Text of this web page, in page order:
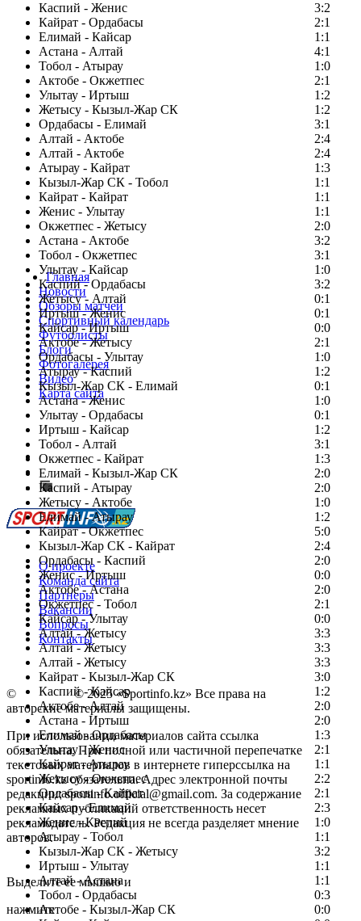
Каспий - Женис
3:2
Кайрат - Ордабасы
2:1
Елимай - Кайсар
1:1
Астана - Алтай
4:1
Тобол - Атырау
1:0
Актобе - Окжетпес
2:1
Улытау - Иртыш
1:2
Жетысу - Кызыл-Жар СК
1:2
Ордабасы - Елимай
3:1
Алтай - Актобе
2:4
Алтай - Актобе
2:4
Атырау - Кайрат
1:3
Кызыл-Жар СК - Тобол
1:1
Кайрат - Кайрат
1:1
Женис - Улытау
1:1
Окжетпес - Жетысу
2:0
Астана - Актобе
3:2
Тобол - Окжетпес
3:1
Улытау - Кайсар
1:0
Каспий - Ордабасы
3:2
Жетысу - Алтай
0:1
Иртыш - Женис
0:1
Кайсар - Иртыш
0:0
Актобе - Жетысу
2:1
Ордабасы - Улытау
1:0
Атырау - Каспий
1:2
Кызыл-Жар СК - Елимай
0:1
Астана - Женис
1:0
Улытау - Ордабасы
0:1
Иртыш - Кайсар
1:2
Тобол - Алтай
3:1
Окжетпес - Кайрат
1:3
Елимай - Кызыл-Жар СК
2:0
Каспий - Атырау
2:0
Жетысу - Актобе
1:0
Елимай - Атырау
1:2
Кайрат - Окжетпес
5:0
Кызыл-Жар СК - Кайрат
2:4
Ордабасы - Каспий
2:0
Женис - Иртыш
0:0
Актобе - Астана
2:0
Окжетпес - Тобол
2:1
Кайсар - Улытау
0:0
Алтай - Жетысу
3:3
Алтай - Жетысу
3:3
Алтай - Жетысу
3:3
Кайрат - Кызыл-Жар СК
3:0
Каспий - Кайсар
1:2
Актобе - Алтай
2:0
Астана - Иртыш
2:0
Елимай - Ордабасы
1:3
Улытау - Женис
2:1
Кайрат - Атырау
1:1
Жетысу - Окжетпес
2:2
Ордабасы - Кайрат
2:1
Кайсар - Елимай
2:3
Женис - Каспий
1:0
Атырау - Тобол
1:1
Кызыл-Жар СК - Жетысу
3:2
Иртыш - Улытау
1:1
Алтай - Астана
1:1
Тобол - Ордабасы
0:3
Актобе - Кызыл-Жар СК
0:0
Главная
Новости
Обзоры матчей
Спортивный календарь
Футболисты
Блоги
Фотогалерея
Видео
Карта сайта
Есть идея?
Сообщить о мероприятии
Перейти на старый сайт
О проекте
Команда сайта
Партнеры
Вакансии
Вопросы
Контакты
© Copyright© 2025 «Sportinfo.kz» Все права на
авторские материалы защищены.
При использовании материалов сайта ссылка
обязательна. При полной или частичной перепечатке
текстовых материалов в интернете гиперссылка на
sportinfo.kz обязательна. Адрес электронной почты
редакции: sportinfo.official@gmail.com. За содержание
рекламных публикаций ответственность несет
рекламодатель. Редакция не всегда разделяет мнение
авторов.
Заметили ошибку в тексте?
Выделите ее мышью и
нажмите